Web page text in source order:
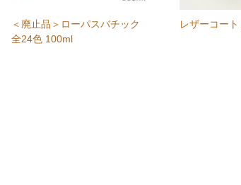
＜廃止品＞ローパスバチック
全24色 100ml
レザーコー